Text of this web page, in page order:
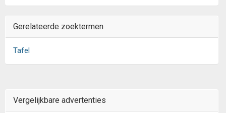
Gerelateerde zoektermen
Tafel
Vergelijkbare advertenties